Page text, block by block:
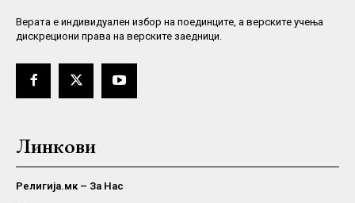
Верaта е индивидуален избор на поединците, а верските учења
дискрециони права на верските заедници.
Линкови
Религија.мк – За Нас